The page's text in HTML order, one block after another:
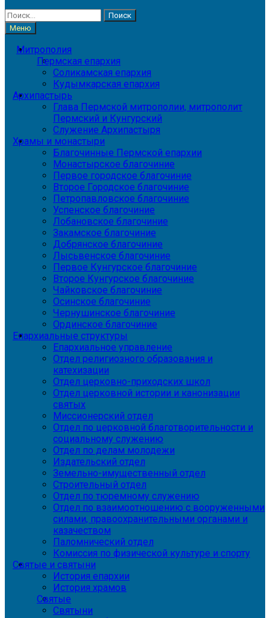
Найти:
Меню
Митрополия
Пермская епархия
Соликамская епархия
Кудымкарская епархия
Архипастырь
Глава Пермской митрополии, митрополит
Пермский и Кунгурский
Служение Архипастыря
Храмы и монастыри
Благочинные Пермской епархии
Монастырское благочиние
Первое городское благочиние
Второе Городское благочиние
Петропавловское благочиние
Успенское благочиние
Лобановское благочиние
Закамское благочиние
Добрянское благочиние
Лысьвенское благочиние
Первое Кунгурское благочиние
Второе Кунгурское благочиние
Чайковское благочиние
Осинское благочиние
Чернушинское благочиние
Ординское благочиние
Епархиальные структуры
Епархиальное управление
Отдел религиозного образования и
катехизации
Отдел церковно-приходских школ
Отдел церковной истории и канонизации
святых
Миссионерский отдел
Отдел по церковной благотворительности и
социальному служению
Отдел по делам молодежи
Издательский отдел
Земельно-имущественный отдел
Строительный отдел
Отдел по тюремному служению
Отдел по взаимоотношению с вооруженными
силами, правоохранительными органами и
казачеством
Паломнический отдел
Комиссия по физической культуре и спорту
Святые и святыни
История епархии
История храмов
Святые
Святыни